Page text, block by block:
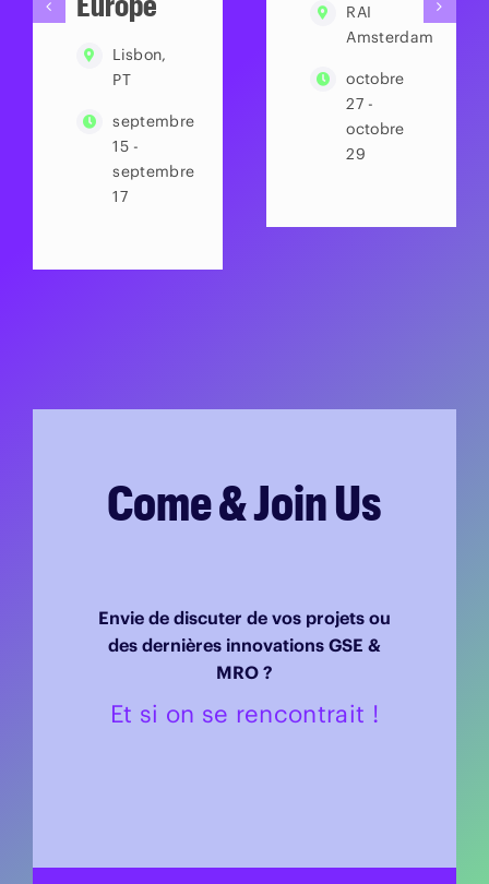
Lisbon,
PT
septembre
15 -
septembre
17
RAI
Amsterdam
octobre
27 -
octobre
29
Come & Join Us
Envie de discuter de vos projets ou
des dernières innovations GSE &
MRO ?
Et si on se rencontrait !